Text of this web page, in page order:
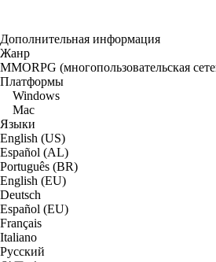
Дополнительная информация
Жанр
MMORPG (многопользовательская
Платформы
Windows
Mac
Языки
English (US)
Español (AL)
Português (BR)
English (EU)
Deutsch
Español (EU)
Français
Italiano
Русский